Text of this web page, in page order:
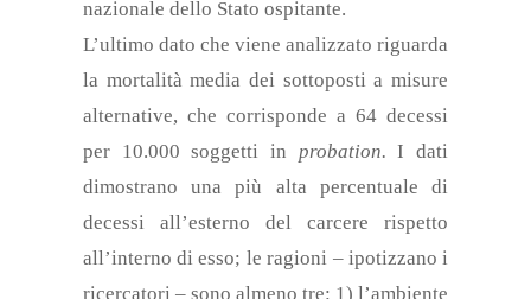
nazionale dello Stato ospitante.
L’ultimo dato che viene analizzato riguarda
la mortalità media dei sottoposti a misure
alternative, che corrisponde a 64 decessi
per 10.000 soggetti in probation.I dati
dimostrano una più alta percentuale di
decessi all’esterno del carcere rispetto
all’interno di esso; le ragioni – ipotizzano i
ricercatori – sono almeno tre: 1) l’ambiente